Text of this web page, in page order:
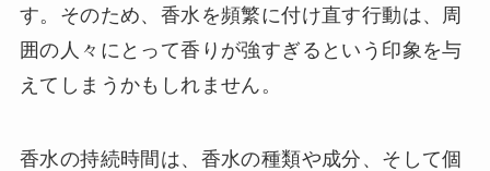
す。そのため、香水を頻繁に付け直す行動は、周
囲の人々にとって香りが強すぎるという印象を与
えてしまうかもしれません。
香水の持続時間は、香水の種類や成分、そして個